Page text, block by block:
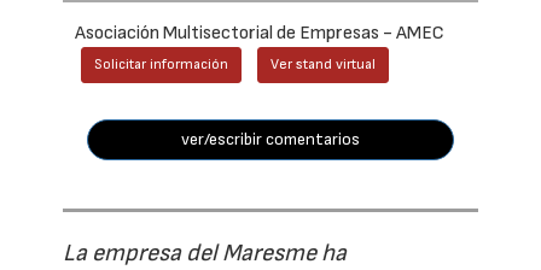
Asociación Multisectorial de Empresas - AMEC
Solicitar información Ver stand virtual
ver/escribir comentarios
La empresa del Maresme ha